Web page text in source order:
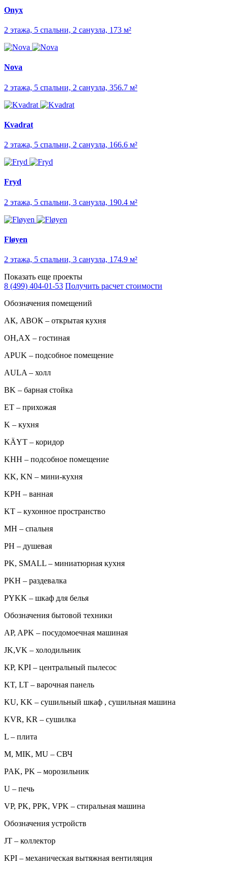
Onyx
2 этажа, 5 спальни, 2 санузла, 173 м²
Nova
2 этажа, 5 спальни, 2 санузла, 356.7 м²
Kvadrat
2 этажа, 5 спальни, 2 санузла, 166.6 м²
Fryd
2 этажа, 5 спальни, 3 санузла, 190.4 м²
Fløyen
2 этажа, 5 спальни, 3 санузла, 174.9 м²
Показать еще проекты
8 (499) 404-01-53 Получить расчет стоимости
Обозначения помещений
АК, АВОК – открытая кухня
ОН,AX – гостиная
APUK – подсобное помещение
AULA – холл
BK – барная стойка
ET – прихожая
K – кухня
KÄYT – коридор
KHH – подсобное помещение
KK, KN – мини-кухня
KPH – ванная
KT – кухонное пространство
MH – спальня
PH – душевая
PK, SMALL – миниатюрная кухня
PKH – раздевалка
PYKK – шкаф для белья
Обозначения бытовой техники
AP, APK – посудомоечная машиная
JK,VK – холодильник
KP, KPI – центральный пылесос
KT, LT – варочная панель
KU, KK – сушильный шкаф , сушильная машина
KVR, KR – сушилка
L – плита
M, MIK, MU – СВЧ
PAK, PK – морозильник
U – печь
VP, PK, PPK, VPK – стиральная машина
Обозначения устройств
JT – коллектор
KPI – механическая вытяжная вентиляция